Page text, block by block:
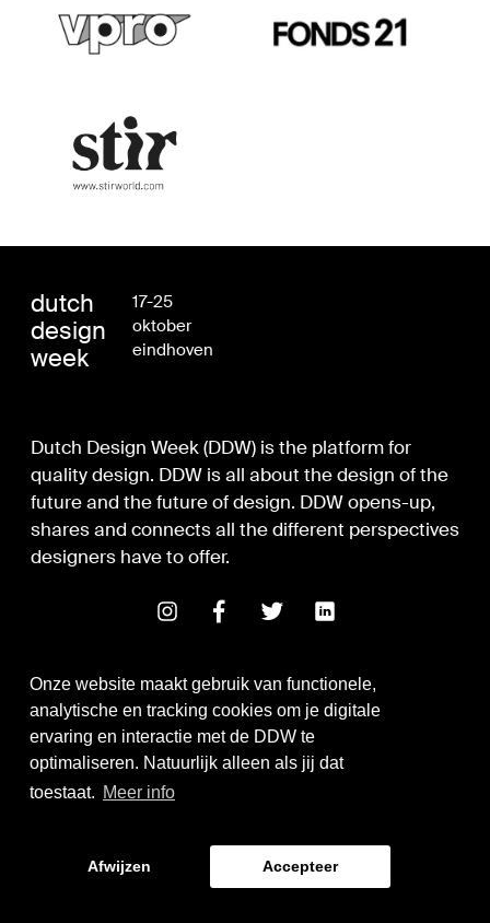
Onze website maakt gebruik van functionele,
analytische en tracking cookies om je digitale
ervaring en interactie met de DDW te
optimaliseren. Natuurlijk alleen als jij dat
toestaat. Meer info
Afwijzen Accepteer
dutch
design
week
17-25
oktober
eindhoven
Dutch Design Week (DDW) is the platform for
quality design. DDW is all about the design of the
future and the future of design. DDW opens-up,
shares and connects all the different perspectives
designers have to offer.
Identity by Thonik